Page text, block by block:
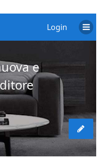
Login
e